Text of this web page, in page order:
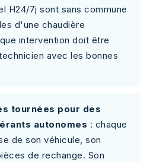
H24/7j sont sans commune
d'une chaudière
intervention doit être
avec les bonnes
tournées pour des
autonomes : chaque
de son véhicule, son
de rechange. Son